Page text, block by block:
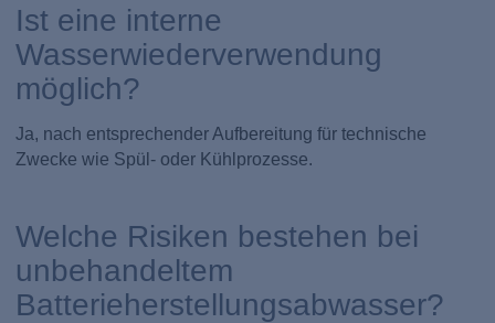
Ist eine interne
Wasserwiederverwendung
möglich?
Ja, nach entsprechender Aufbereitung für technische
Zwecke wie Spül- oder Kühlprozesse.
Welche Risiken bestehen bei
unbehandeltem
Batterieherstellungsabwasser?